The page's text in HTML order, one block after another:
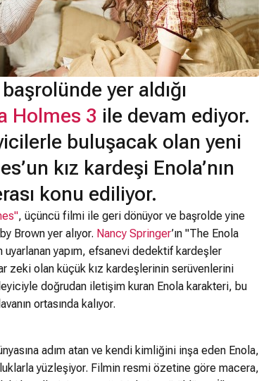
başrolünde yer aldığı
Holmes 3 ile devam ediyor.
buluşacak olan yeni
kız kardeşi Enola’nın
konu ediliyor.
, üçüncü filmi ile geri dönüyor ve başrolde yine
Brown yer alıyor. Nancy Springer’ın "The Enola
yapım, efsanevi dedektif kardeşler
zeki olan küçük kız kardeşlerinin serüvenlerini
doğrudan iletişim kuran Enola karakteri, bu
ortasında kalıyor.
adım atan ve kendi kimliğini inşa eden Enola,
yüzleşiyor. Filmin resmi özetine göre macera,